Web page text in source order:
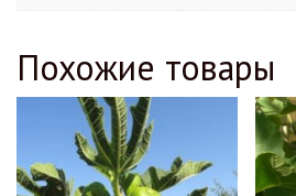
Похожие товары